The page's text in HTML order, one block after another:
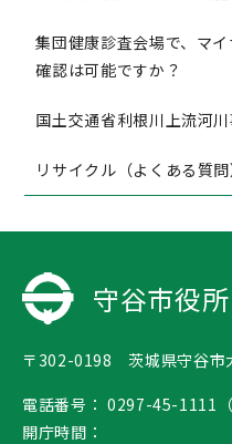
集団健康診査会場で、マ
確認は可能ですか？
国土交通省利根川上流河
リサイクル（よくある質問
守谷市役所
〒302-0198 茨城県守谷市
電話番号： 0297-45-1111（
開庁時間：